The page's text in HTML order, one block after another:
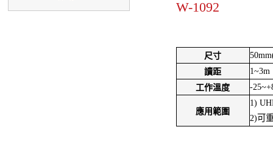
W-1092
尺寸
讀距 1~3m
工作溫度 -
應用範圍
1)
2)可